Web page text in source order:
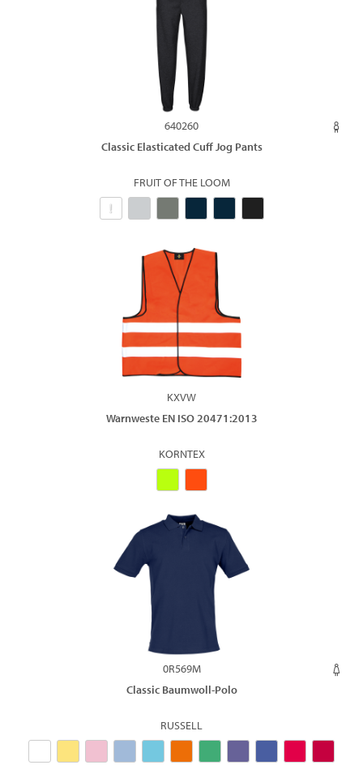
640260
Classic Elasticated Cuff Jog Pants
FRUIT OF THE LOOM
KXVW
Warnweste EN ISO 20471:2013
KORNTEX
0R569M
Classic Baumwoll-Polo
RUSSELL